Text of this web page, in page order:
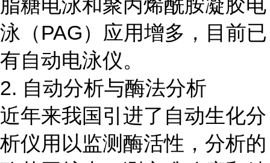
脂糖电泳和聚丙烯酰胺凝胶电
泳（PAG）应用增多，目前已
有自动电泳仪。
2. 自动分析与酶法分析
近年来我国引进了自动生化分
析仪用以监测酶活性，分析的